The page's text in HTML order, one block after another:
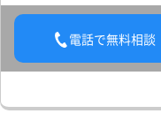
電話で無料相談